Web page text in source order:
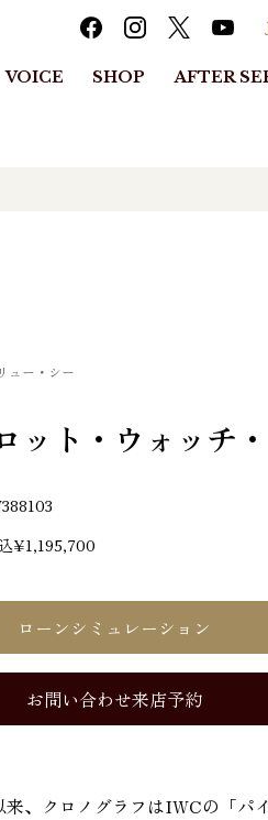
VOICE SHOP AFTER
ュー・シー
ット・ウォッチ
¥1,195,700
ローンシミュレーション
お問い合わせ来店予約
来、クロノグラフはIWCの「パ